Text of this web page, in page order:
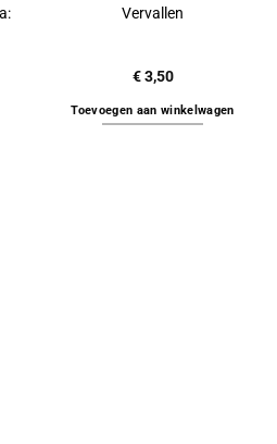
Vervallen
€3,50
Toevoegen aan winkelwagen